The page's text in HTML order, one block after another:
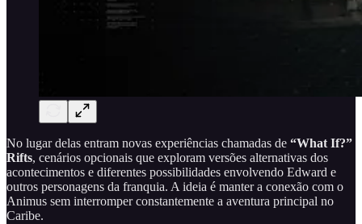
No lugar delas entram novas experiências chamadas de “What If?”
Rifts, cenários opcionais que exploram versões alternativas dos
acontecimentos e diferentes possibilidades envolvendo Edward e
outros personagens da franquia. A ideia é manter a conexão com o
Animus sem interromper constantemente a aventura principal no
Caribe.